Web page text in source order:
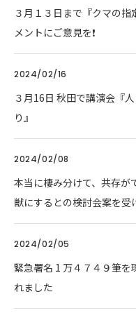
３月１３日まで『クマの
メントにご意見を❗
2024/02/16
３月16日 秋田で講演会『
り』
2024/02/08
本当に棲み分けて、共存が
獣にするとの検討会案を受
2024/02/05
緊急署名 1 万４７４９筆
れました